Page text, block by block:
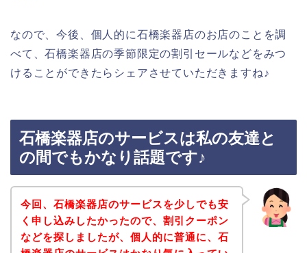
なので、今後、個人的に石橋楽器店のお店のことを調
べて、石橋楽器店の季節限定の割引セールなどをみつ
けることができたらシェアさせていただきますね♪
石橋楽器店のサービスは私の友達と
の間でもかなり話題です♪
今回、石橋楽器店のサービスを少しでも安
く申し込みしたかったので、割引クーポン
などを探しましたが、個人的に普通に、石